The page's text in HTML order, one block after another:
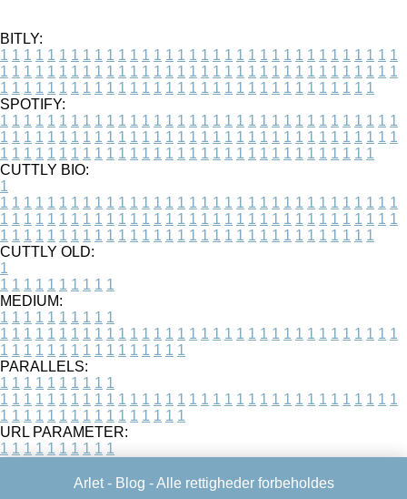
BITLY:
1 1 1 1 1 1 1 1 1 1 1 1 1 1 1 1 1 1 1 1 1 1 1 1 1 1 1 1 1 1 1 1 1 1
1 1 1 1 1 1 1 1 1 1 1 1 1 1 1 1 1 1 1 1 1 1 1 1 1 1 1 1 1 1 1 1 1 1
1 1 1 1 1 1 1 1 1 1 1 1 1 1 1 1 1 1 1 1 1 1 1 1 1 1 1 1 1 1 1 1
SPOTIFY:
1 1 1 1 1 1 1 1 1 1 1 1 1 1 1 1 1 1 1 1 1 1 1 1 1 1 1 1 1 1 1 1 1 1
1 1 1 1 1 1 1 1 1 1 1 1 1 1 1 1 1 1 1 1 1 1 1 1 1 1 1 1 1 1 1 1 1 1
1 1 1 1 1 1 1 1 1 1 1 1 1 1 1 1 1 1 1 1 1 1 1 1 1 1 1 1 1 1 1 1
CUTTLY BIO:
1
1 1 1 1 1 1 1 1 1 1 1 1 1 1 1 1 1 1 1 1 1 1 1 1 1 1 1 1 1 1 1 1 1 1
1 1 1 1 1 1 1 1 1 1 1 1 1 1 1 1 1 1 1 1 1 1 1 1 1 1 1 1 1 1 1 1 1 1
1 1 1 1 1 1 1 1 1 1 1 1 1 1 1 1 1 1 1 1 1 1 1 1 1 1 1 1 1 1 1 1
CUTTLY OLD:
1
1 1 1 1 1 1 1 1 1 1
MEDIUM:
1 1 1 1 1 1 1 1 1 1
1 1 1 1 1 1 1 1 1 1 1 1 1 1 1 1 1 1 1 1 1 1 1 1 1 1 1 1 1 1 1 1 1 1
1 1 1 1 1 1 1 1 1 1 1 1 1 1 1 1
PARALLELS:
1 1 1 1 1 1 1 1 1 1
1 1 1 1 1 1 1 1 1 1 1 1 1 1 1 1 1 1 1 1 1 1 1 1 1 1 1 1 1 1 1 1 1 1
1 1 1 1 1 1 1 1 1 1 1 1 1 1 1 1
URL PARAMETER:
1 1 1 1 1 1 1 1 1 1
Arlet - Blog - Alle rettigheder forbeholdes